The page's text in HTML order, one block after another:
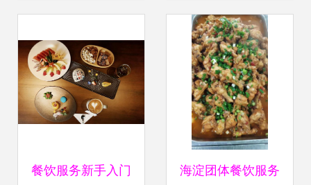
餐饮服务新手入门 海淀团体餐饮服务